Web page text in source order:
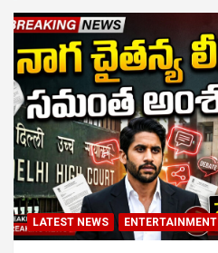
LATEST NEWS ENTERTAINMENT